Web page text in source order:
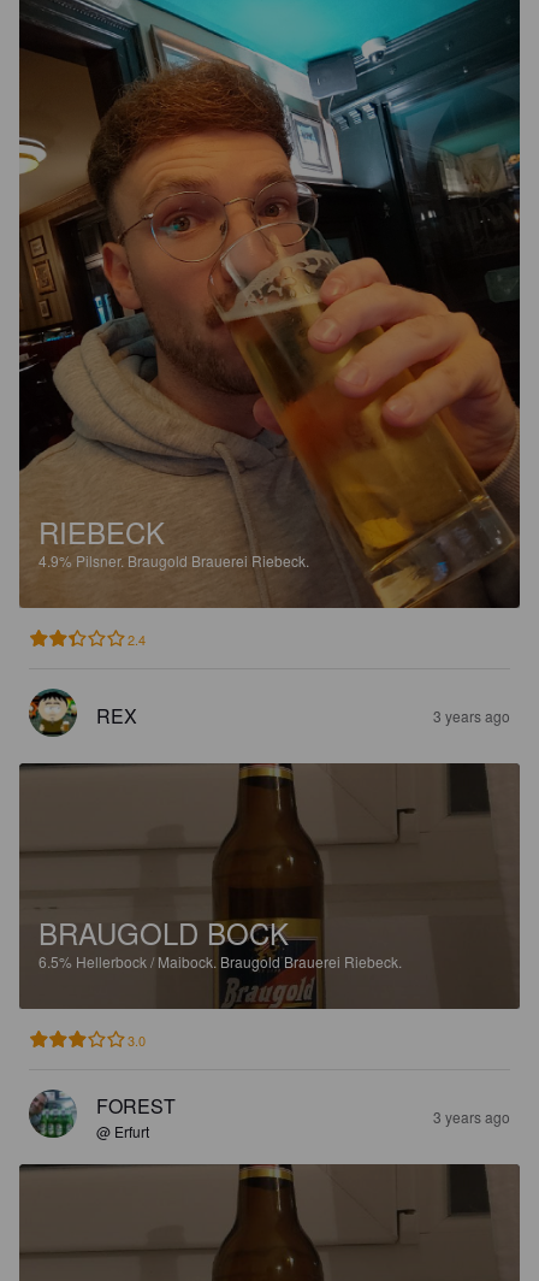
RIEBECK
4.9% Pilsner. Braugold Brauerei Riebeck.
2.4
REX 3 years ago
BRAUGOLD BOCK
6.5% Hellerbock / Maibock. Braugold Brauerei Riebeck.
3.0
FOREST
@ Erfurt
3 years ago